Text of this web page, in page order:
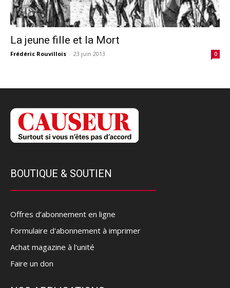
La jeune fille et la Mort
Frédéric Rouvillois - 23 juin 2013 0
BOUTIQUE & SOUTIEN
Offres d’abonnement en ligne
Formulaire d'abonnement à imprimer
Achat magazine à l'unité
Faire un don